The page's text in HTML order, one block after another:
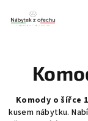
obsah
Komody o šířce
kusem nábytku.